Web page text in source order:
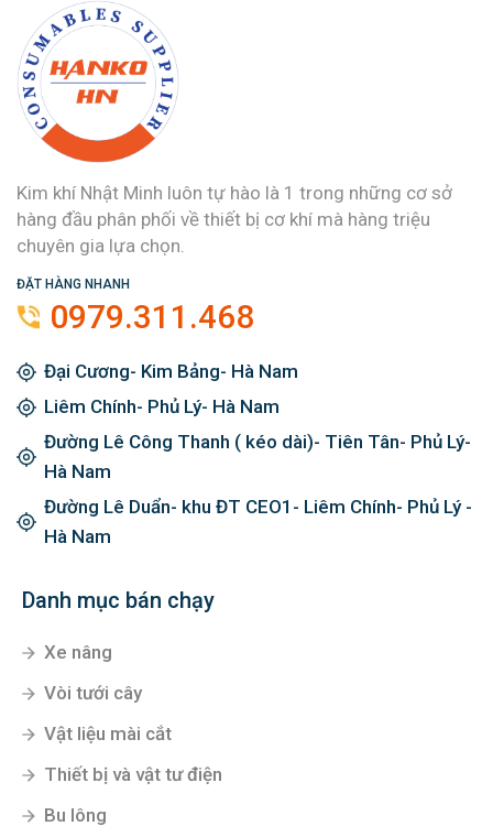
Kim khí Nhật Minh luôn tự hào là 1 trong những cơ sở
hàng đầu phân phối về thiết bị cơ khí mà hàng triệu
chuyên gia lựa chọn.
ĐẶT HÀNG NHANH
0979.311.468
Đại Cương- Kim Bảng- Hà Nam
Liêm Chính- Phủ Lý- Hà Nam
Đường Lê Công Thanh ( kéo dài)- Tiên Tân- Phủ Lý-
Hà Nam
Đường Lê Duẩn- khu ĐT CEO1- Liêm Chính- Phủ Lý -
Hà Nam
Danh mục bán chạy
Xe nâng
Vòi tưới cây
Vật liệu mài cắt
Thiết bị và vật tư điện
Bu lông